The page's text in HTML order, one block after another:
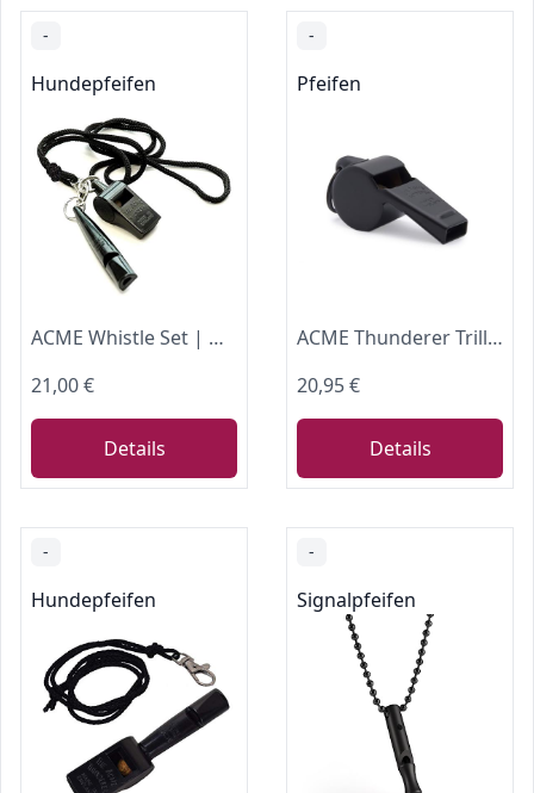
-
Hundepfeifen
ACME Whistle Set | Hundepfeife No. 211,5 und Trillerpfeife No. 560 mit Pfeifenband schwarz | Hundeausbildung, Jagdhunde
21,00 €
Details
-
Pfeifen
ACME Thunderer Trillerpfeife No. 58,5 in edlem matt-schwarz | Schiedsrichter- und Sportpfeife
20,95 €
Details
-
Hundepfeifen
-
Signalpfeifen